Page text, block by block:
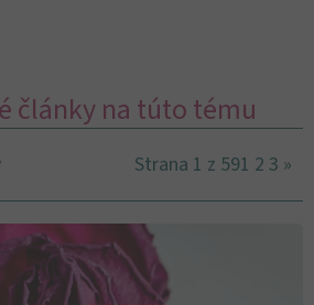
články na túto tému
Strana 1 z 591 2 3 »